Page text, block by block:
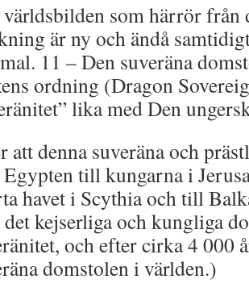
som härrör från
är ny och ändå
11 – Den suveräna
ordning (Dragon
lika med Den
att denna suveräna och
till kungarna i
havet i Scythia och till
det kejserliga och kungliga
och efter cirka 4 000
domstolen i världen.)